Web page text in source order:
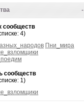
-
сообществ
4)
Пни_мира
сообществ
1)